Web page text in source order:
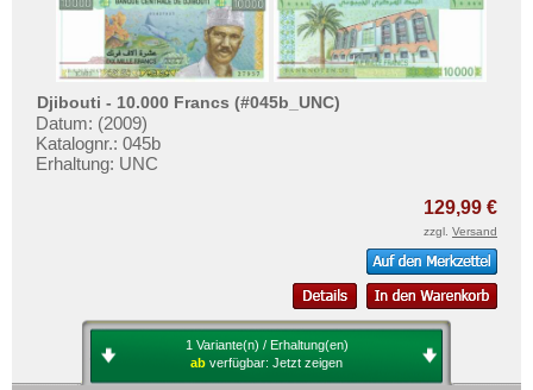
Djibouti - 10.000 Francs (#045b_UNC)
Datum: (2009)
Katalognr.: 045b
Erhaltung: UNC
129,99 €
zzgl. Versand
1 Variante(n) / Erhaltung(en)
ab verfügbar: Jetzt zeigen